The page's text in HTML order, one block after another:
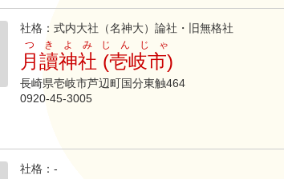
社格：式内大社（名神大）論社・旧無格社
月讀神社 (壱岐市)
つきよみじんじゃ
長崎県壱岐市芦辺町国分東触464
0920-45-3005
社格：-